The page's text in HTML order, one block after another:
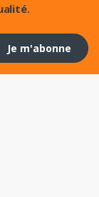
Je m'abonne